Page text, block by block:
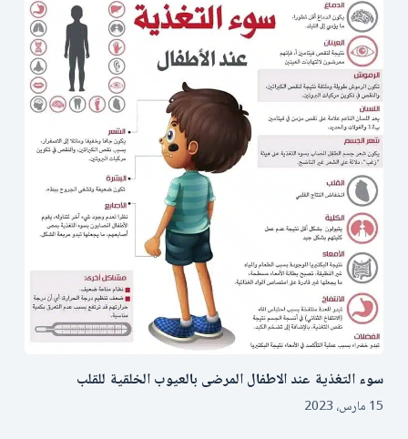
سوء التغذية عند الاطفال المرضى بالعيوب الخلقية للقلب
15 مارس، 2023